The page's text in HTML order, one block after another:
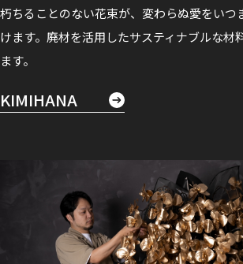
朽ちることのない花束が、変わらぬ愛をいつ
けます。 廃材を活用したサスティナブルな材
ます。
KIMIHANA